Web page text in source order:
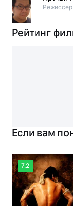
Режиссер
Рейтинг
Если вам
7.2